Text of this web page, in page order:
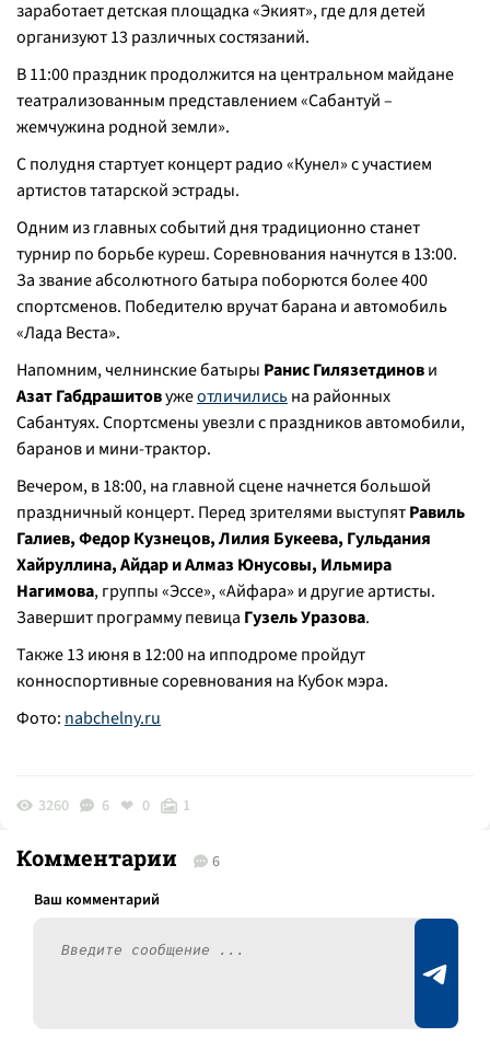
заработает детская площадка «Экият», где для детей
организуют 13 различных состязаний.
В 11:00 праздник продолжится на центральном майдане
театрализованным представлением «Сабантуй –
жемчужина родной земли».
С полудня стартует концерт радио «Кунел» с участием
артистов татарской эстрады.
Одним из главных событий дня традиционно станет
турнир по борьбе куреш. Соревнования начнутся в 13:00.
За звание абсолютного батыра поборются более 400
спортсменов. Победителю вручат барана и автомобиль
«Лада Веста».
Напомним, челнинские батыры Ранис Гилязетдинови
Азат Габдрашитовужеотличилисьна районных
Сабантуях. Спортсмены увезли с праздников автомобили,
баранов и мини-трактор.
Вечером, в 18:00, на главной сцене начнется большой
праздничный концерт. Перед зрителями выступятРавиль
Галиев, Федор Кузнецов, Лилия Букеева, Гульдания
Хайруллина, Айдар и Алмаз Юнусовы, Ильмира
Нагимова, группы «Эссе», «Айфара» и другие артисты.
Завершит программу певица Гузель Уразова.
Также 13 июня в 12:00 на ипподроме пройдут
конноспортивные соревнования на Кубок мэра.
Фото: nabchelny.ru
3260 6 0 1
Комментарии 6